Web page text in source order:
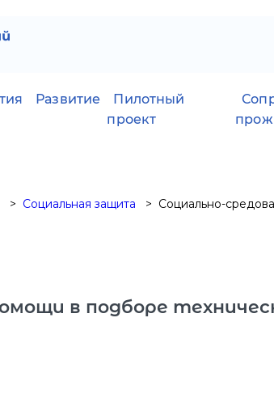
Развитие
Пилотный
проект
Социальная защита Социально-
в подборе